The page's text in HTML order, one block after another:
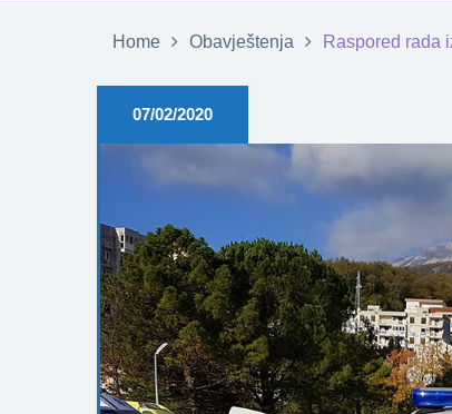
Home Obavještenja Raspored rada
07/02/2020